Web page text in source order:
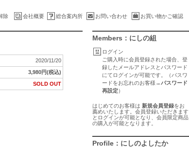
除 会社概要 総合案内所 お問い合わせ お買い物かご確認
2020/11/20
3,980円(税込)
SOLD OUT
Members：にしの組
ログイン
ご購入時に会員登録された場合、登
録したメールアドレスとパスワード
にてログインが可能です。（パスワ
ードをお忘れのお客様→パスワード
再設定）
はじめてのお客様は 新規会員登録をお
薦めいたします。会員登録いただきます
とログインが可能となり、会員限定商品
の購入が可能となります。
Profile：にしのよしたか